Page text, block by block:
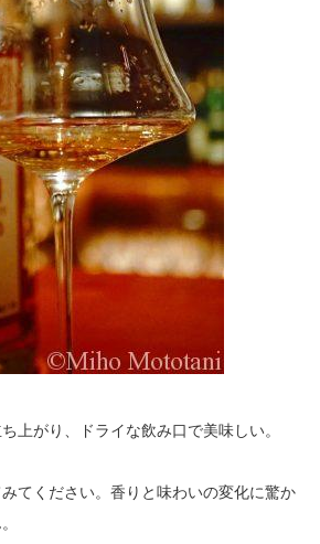
上がり、ドライな飲み口で美味しい。
みてください。香りと味わいの変化に驚か